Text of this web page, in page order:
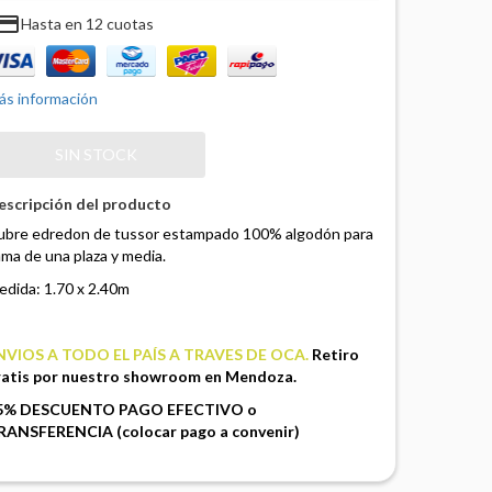
Hasta en 12 cuotas
información
del producto
edredon de tussor estampado 100% algodón para
de una plaza y media.
1.70 x 2.40m
A TODO EL PAÍS A TRAVES DE OCA. Retiro
por nuestro showroom en Mendoza.
DESCUENTO PAGO EFECTIVO o
(colocar pago a convenir)